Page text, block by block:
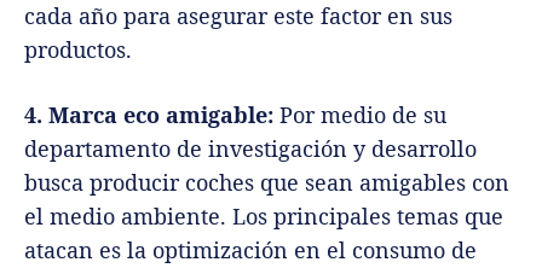
cada año para asegurar este factor en sus
productos.
4. Marca eco amigable: Por medio de su
departamento de investigación y desarrollo
busca producir coches que sean amigables con
el medio ambiente. Los principales temas que
atacan es la optimización en el consumo de